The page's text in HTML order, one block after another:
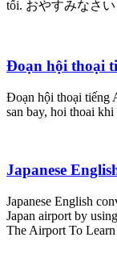
tối. おやすみなさい
Đoạn hội thoại
Đoạn hội thoại tiếng
san bay, hoi thoai
Japanese
Japanese English
Japan airport by
The Airport To